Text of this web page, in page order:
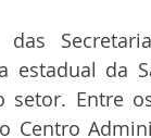
estadual da
setor. Entre